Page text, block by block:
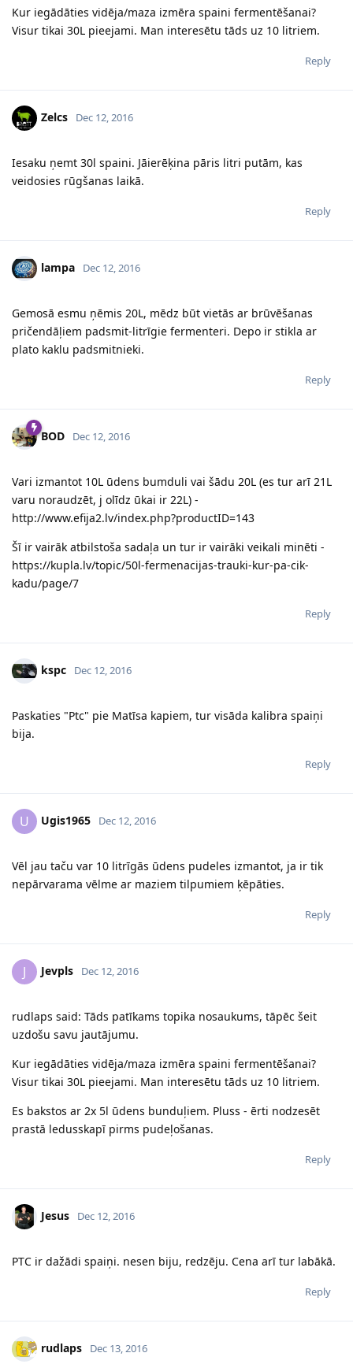
Kur iegādāties vidēja/maza izmēra spaini fermentēšanai?
Visur tikai 30L pieejami. Man interesētu tāds uz 10 litriem.
Reply
Zelcs Dec 12, 2016
Iesaku ņemt 30l spaini. Jāierēķina pāris litri putām, kas
veidosies rūgšanas laikā.
Reply
lampa Dec 12, 2016
Gemosā esmu ņēmis 20L, mēdz būt vietās ar brūvēšanas
pričendāļiem padsmit-litrīgie fermenteri. Depo ir stikla ar
plato kaklu padsmitnieki.
Reply
BOD Dec 12, 2016
Vari izmantot 10L ūdens bumduli vai šādu 20L (es tur arī 21L
varu noraudzēt, j olīdz ūkai ir 22L) -
http://www.efija2.lv/index.php?productID=143
Šī ir vairāk atbilstoša sadaļa un tur ir vairāki veikali minēti -
https://kupla.lv/topic/50l-fermenacijas-trauki-kur-pa-cik-
kadu/page/7
Reply
kspc Dec 12, 2016
Paskaties "Ptc" pie Matīsa kapiem, tur visāda kalibra spaiņi
bija.
Reply
U Ugis1965 Dec 12, 2016
Vēl jau taču var 10 litrīgās ūdens pudeles izmantot, ja ir tik
nepārvarama vēlme ar maziem tilpumiem ķēpāties.
Reply
J Jevpls Dec 12, 2016
rudlaps said: Tāds patīkams topika nosaukums, tāpēc šeit
uzdošu savu jautājumu.
Kur iegādāties vidēja/maza izmēra spaini fermentēšanai?
Visur tikai 30L pieejami. Man interesētu tāds uz 10 litriem.
Es bakstos ar 2x 5l ūdens bunduļiem. Pluss - ērti nodzesēt
prastā ledusskapī pirms pudeļošanas.
Reply
Jesus Dec 12, 2016
PTC ir dažādi spaiņi. nesen biju, redzēju. Cena arī tur labākā.
Reply
rudlaps Dec 13, 2016